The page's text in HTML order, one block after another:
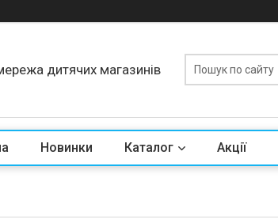
дитячих магазинів
Новинки Каталог Акції